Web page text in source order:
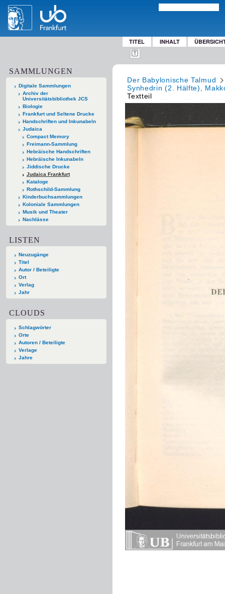
TITEL INHALT
SAMMLUNGEN
Digitale Sammlungen
Archiv der
Universitätsbibliothek JCS
Biologie
Frankfurt und Seltene Drucke
Handschriften und Inkunabeln
Judaica
Compact Memory
Freimann-Sammlung
Hebräische Handschriften
Hebräische Inkunabeln
Jiddische Drucke
Judaica Frankfurt
Kataloge
Rothschild-Sammlung
Kinderbuchsammlungen
Koloniale Sammlungen
Musik und Theater
Nachlässe
LISTEN
Neuzugänge
Titel
Autor / Beteiligte
Ort
Verlag
Jahr
CLOUDS
Schlagwörter
Orte
Autoren / Beteiligte
Verlage
Jahre
Der Babylonische Talmud
Synhedrin (2. Hälfte),
Textteil